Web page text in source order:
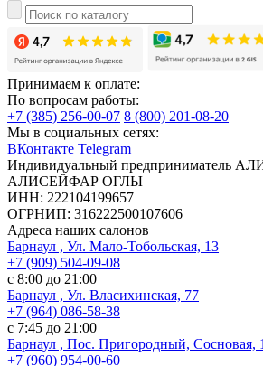
Принимаем к оплате:
По вопросам работы:
+7 (385) 256-00-07 8 (800) 201-08-20
Мы в социальных сетях:
ВКонтакте Telegram
Индивидуальный предприниматель
АЛИСЕЙФАР ОГЛЫ
ИНН: 222104199657
ОГРНИП: 316222500107606
Адреса наших салонов
Барнаул , Ул. Мало-Тобольская, 13
+7 (909) 504-09-08
с 8:00 до 21:00
Барнаул , Ул. Власихинская, 77
+7 (964) 086-58-38
с 7:45 до 21:00
Барнаул , Пос. Пригородный, Сосновая,
+7 (960) 954-00-60